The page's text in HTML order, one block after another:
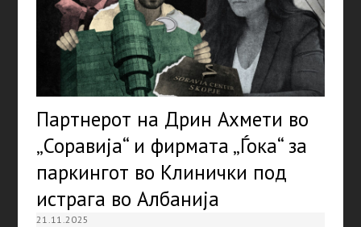
Партнерот на Дрин Ахмети во
„Соравија“ и фирмата „Ѓока“ за
паркингот во Клинички под
истрага во Албанија
21.11.2025